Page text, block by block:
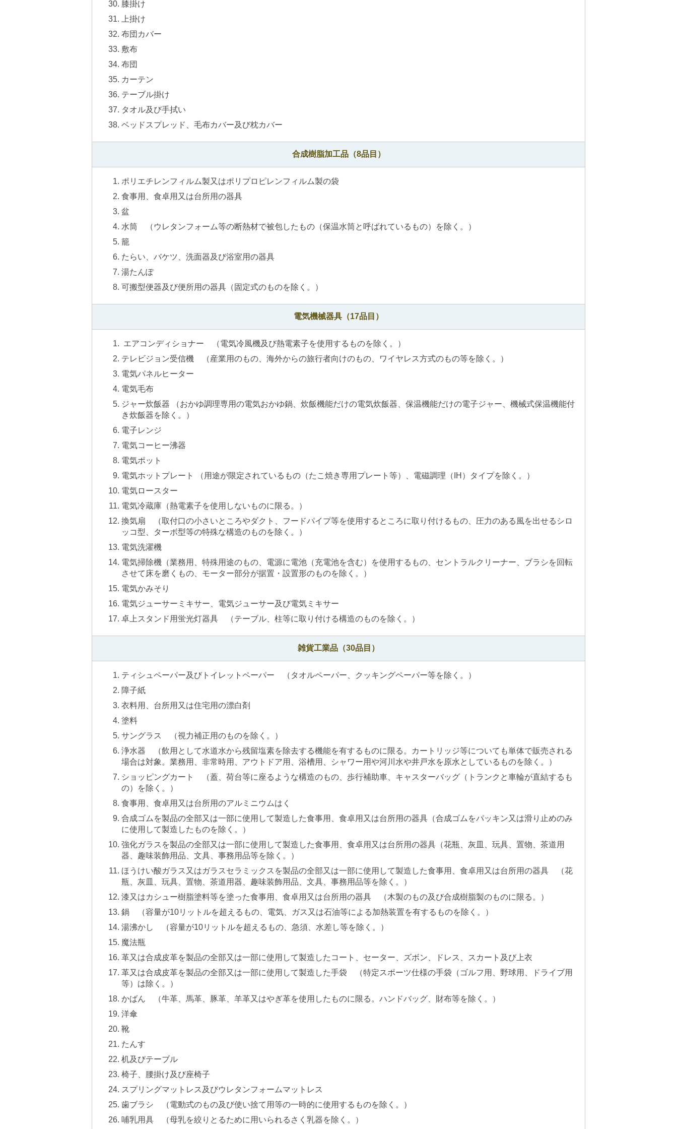
膝掛け
上掛け
布団カバー
敷布
布団
カーテン
テーブル掛け
タオル及び手拭い
ベッドスプレッド、毛布カバー及び枕カバー
合成樹脂加工品（8品目）
ポリエチレンフィルム製又はポリプロピレンフィルム製の袋
食事用、食卓用又は台所用の器具
盆
水筒 （ウレタンフォーム等の断熱材で被包したもの（保温水筒と呼ばれているもの）を除く。）
籠
たらい、バケツ、洗面器及び浴室用の器具
湯たんぽ
可搬型便器及び便所用の器具（固定式のものを除く。）
電気機械器具（17品目）
エアコンディショナー （電気冷風機及び熱電素子を使用するものを除く。）
テレビジョン受信機 （産業用のもの、海外からの旅行者向けのもの、ワイヤレス方式のもの等を除く。）
電気パネルヒーター
電気毛布
ジャー炊飯器 （おかゆ調理専用の電気おかゆ鍋、炊飯機能だけの電気炊飯器、保温機能だけの電子ジャー、機械式保温機能付
き炊飯器を除く。）
電子レンジ
電気コーヒー沸器
電気ポット
電気ホットプレート （用途が限定されているもの（たこ焼き専用プレート等）、電磁調理（IH）タイプを除く。）
電気ロースター
電気冷蔵庫（熱電素子を使用しないものに限る。）
換気扇 （取付口の小さいところやダクト、フードパイプ等を使用するところに取り付けるもの、圧力のある風を出せるシロ
ッコ型、ターボ型等の特殊な構造のものを除く。）
電気洗濯機
電気掃除機（業務用、特殊用途のもの、電源に電池（充電池を含む）を使用するもの、セントラルクリーナー、ブラシを回転
させて床を磨くもの、モーター部分が据置・設置形のものを除く。）
電気かみそり
電気ジューサーミキサー、電気ジューサー及び電気ミキサー
卓上スタンド用蛍光灯器具 （テーブル、柱等に取り付ける構造のものを除く。）
雑貨工業品（30品目）
ティシュペーパー及びトイレットペーパー （タオルペーパー、クッキングペーパー等を除く。）
障子紙
衣料用、台所用又は住宅用の漂白剤
塗料
サングラス （視力補正用のものを除く。）
浄水器 （飲用として水道水から残留塩素を除去する機能を有するものに限る。カートリッジ等についても単体で販売される
場合は対象。業務用、非常時用、アウトドア用、浴槽用、シャワー用や河川水や井戸水を原水としているものを除く。）
ショッピングカート （蓋、荷台等に座るような構造のもの、歩行補助車、キャスターバッグ（トランクと車輪が直結するも
の）を除く。）
食事用、食卓用又は台所用のアルミニウムはく
合成ゴムを製品の全部又は一部に使用して製造した食事用、食卓用又は台所用の器具（合成ゴムをパッキン又は滑り止めのみ
に使用して製造したものを除く。）
強化ガラスを製品の全部又は一部に使用して製造した食事用、食卓用又は台所用の器具（花瓶、灰皿、玩具、置物、茶道用
器、趣味装飾用品、文具、事務用品等を除く。）
ほうけい酸ガラス又はガラスセラミックスを製品の全部又は一部に使用して製造した食事用、食卓用又は台所用の器具 （花
瓶、灰皿、玩具、置物、茶道用器、趣味装飾用品、文具、事務用品等を除く。）
漆又はカシュー樹脂塗料等を塗った食事用、食卓用又は台所用の器具 （木製のもの及び合成樹脂製のものに限る。）
鍋 （容量が10リットルを超えるもの、電気、ガス又は石油等による加熱装置を有するものを除く。）
湯沸かし （容量が10リットルを超えるもの、急須、水差し等を除く。）
魔法瓶
革又は合成皮革を製品の全部又は一部に使用して製造したコート、セーター、ズボン、ドレス、スカート及び上衣
革又は合成皮革を製品の全部又は一部に使用して製造した手袋 （特定スポーツ仕様の手袋（ゴルフ用、野球用、ドライブ用
等）は除く。）
かばん （牛革、馬革、豚革、羊革又はやぎ革を使用したものに限る。ハンドバッグ、財布等を除く。）
洋傘
靴
たんす
机及びテーブル
椅子、腰掛け及び座椅子
スプリングマットレス及びウレタンフォームマットレス
歯ブラシ （電動式のもの及び使い捨て用等の一時的に使用するものを除く。）
哺乳用具 （母乳を絞りとるために用いられるさく乳器を除く。）